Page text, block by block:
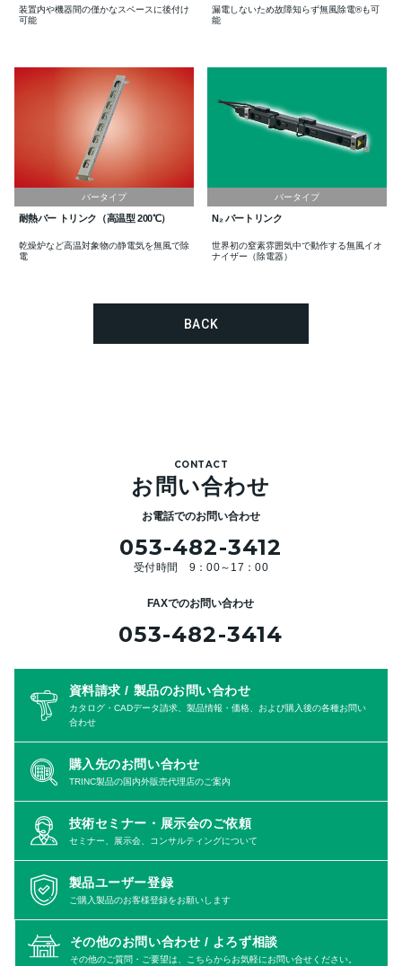
装置内や機器間の僅かなスペースに後付け
可能
漏電しないため故障知らず無風除電®も可
能
バータイプ
耐熱バー トリンク（高温型 200℃）
乾燥炉など高温対象物の静電気を無風で除
電
バータイプ
N₂ バートリンク
世界初の窒素雰囲気中で動作する無風イオ
ナイザー（除電器）
BACK
CONTACT
お問い合わせ
お電話でのお問い合わせ
053-482-3412
受付時間 9：00～17：00
FAXでのお問い合わせ
053-482-3414
資料請求 / 製品のお問い合わせ
カタログ・CADデータ請求、製品情報・価格、および購入後の各種お問い
合わせ
購入先のお問い合わせ
TRINC製品の国内外販売代理店のご案内
技術セミナー・展示会のご依頼
セミナー、展示会、コンサルティングについて
製品ユーザー登録
ご購入製品のお客様登録をお願いします
その他のお問い合わせ / よろず相談
その他のご質問・ご要望は、こちらからお気軽にお問い合せください。